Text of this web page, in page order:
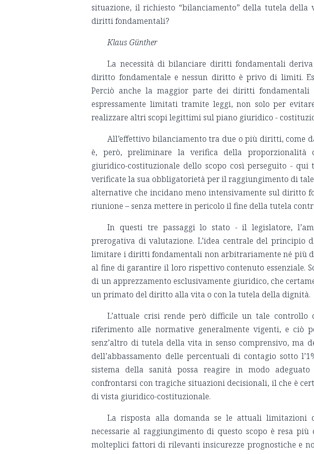
situazione, il richiesto “bilanciamento” della tutela
diritti fondamentali?
Klaus Günther
La necessità di bilanciare diritti fondamentali
diritto fondamentale e nessun diritto è privo di limiti.
Perciò anche la maggior parte dei diritti fondamentali
espressamente limitati tramite leggi, non solo per
realizzare altri scopi legittimi sul piano giuridico -
All’effettivo bilanciamento tra due o più diritti, come
è, però, preliminare la verifica della proporzionalità
giuridico-costituzionale dello scopo così perseguito -
verificate la sua obbligatorietà per il raggiungimento di
alternative che incidano meno intensivamente sul diritto
riunione – senza mettere in pericolo il fine della tutela
In questi tre passaggi lo stato - il legislatore,
prerogativa di valutazione. L’idea centrale del principio
limitare i diritti fondamentali non arbitrariamente né più
al fine di garantire il loro rispettivo contenuto essenziale.
di un apprezzamento esclusivamente giuridico, che
un primato del diritto alla vita o con la tutela della dignità.
L’attuale crisi rende però difficile un tale
riferimento alle normative generalmente vigenti, e ciò
senz’altro di tutela della vita in senso comprensivo, ma
dell’abbassamento delle percentuali di contagio sotto
sistema della sanità possa reagire in modo
confrontarsi con tragiche situazioni decisionali, il che è
di vista giuridico-costituzionale.
La risposta alla domanda se le attuali limitazioni
necessarie al raggiungimento di questo scopo è resa
molteplici fattori di rilevanti insicurezze prognostiche e